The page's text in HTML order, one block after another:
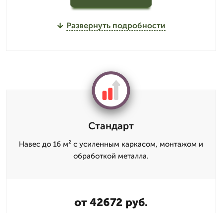
Развернуть подробности
Стандарт
Навес до 16 м² с усиленным каркасом, монтажом и
обработкой металла.
от 42672 руб.